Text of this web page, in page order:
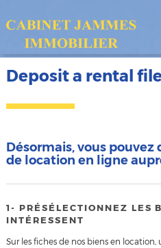
Deposit a rental
Désormais, vous pouvez
de location en ligne
1- PRÉSÉLECTIONNEZ LES
INTÉRESSENT
Sur les fiches de nos biens en location,